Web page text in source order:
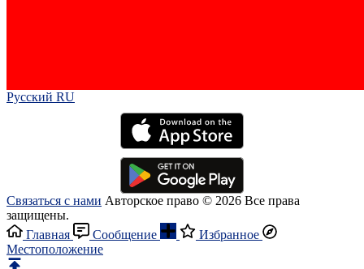
Русский RU‎
Связаться с нами Авторское право © 2026 Все права
защищены.
Главная
Сообщение
Избранное
Местоположение